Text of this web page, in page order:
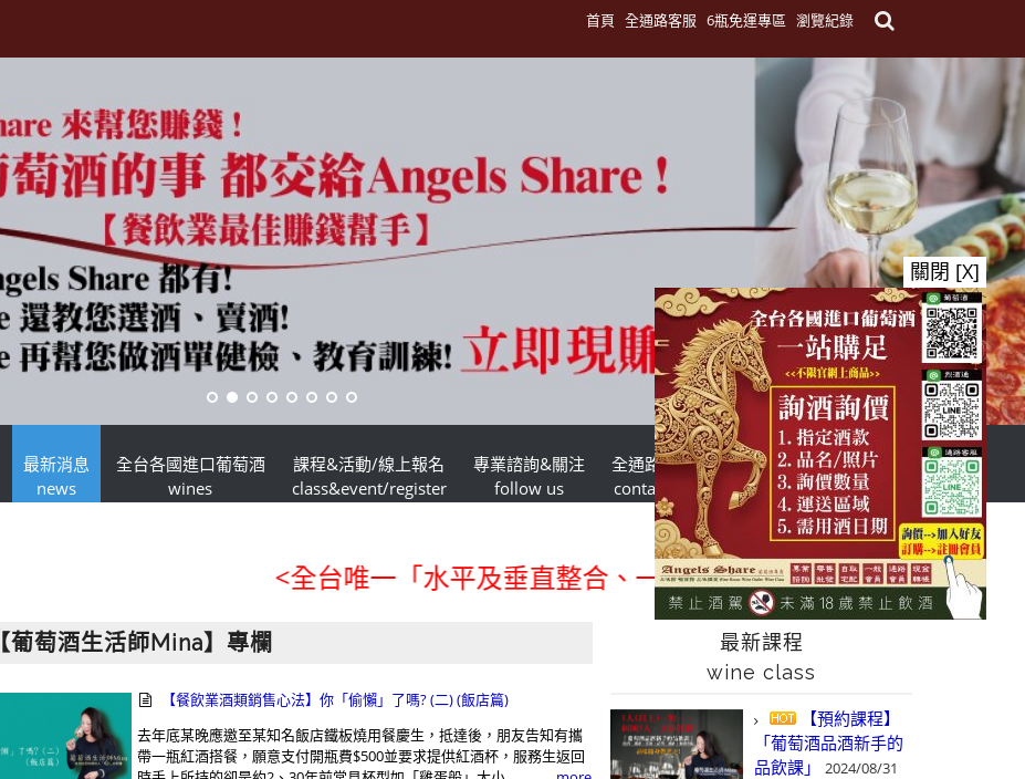
首頁 全通路客服 6瓶免運專區 瀏覽紀錄
最新消息
news
全台各國進口葡萄酒
wines
課程&活動/線上報名
class&event/register
專業諮詢&關注
follow us
全通路客服
contact us
台灣酒商聯盟
TWSMA
首頁
最新消息
news
【葡萄酒生活師Mina】專欄
<全台唯一「水平及垂直整合、一次購足」各國進口酒類商品 專業
最新課程
wine class
【預約課程】
「葡萄酒品酒新手的
品飲課」
2024/08/31
【葡萄酒生活師Mina】專欄
【餐飲業酒類銷售心法】你「偷懶」了嗎? (二) (飯店篇)
去年底某晚應邀至某知名飯店鐵板燒用餐慶生，抵達後，朋友告知有攜
帶一瓶紅酒搭餐，願意支付開瓶費$500並要求提供紅酒杯，服務生返回
關閉 [X]